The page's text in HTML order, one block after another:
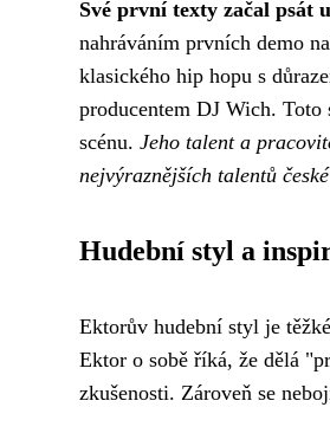
Své první texty začal psát
nahráváním prvních demo
klasického hip hopu s
producentem DJ Wich.
scénu. Jeho talent a
nejvýraznějších talentů
Hudební styl a
Ektorův hudební styl je
Ektor o sobě říká, že dělá
zkušenosti. Zároveň se